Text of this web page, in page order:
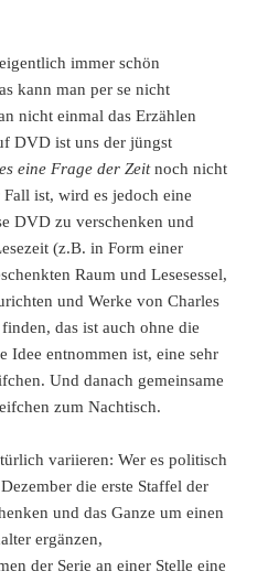
immer schön
kann man per se nicht
nicht einmal das Erzählen
DVD ist uns der jüngst
eine Frage der Zeitnoch nicht
ist, wird es jedoch eine
DVD zu verschenken und
(z.B. in Form einer
Raum und Lesesessel,
und Werke von Charles
das ist auch ohne die
Idee entnommen ist, eine sehr
Und danach gemeinsame
zum Nachtisch.
variieren: Wer es politisch
die erste Staffel der
und das Ganze um einen
ergänzen,
der Serie an einer Stelle eine